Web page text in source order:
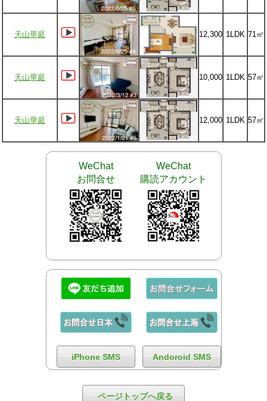
天山華庭 12,300 1LDK 71㎡
天山華庭 10,000 1LDK 57㎡
天山華庭 12,000 1LDK 57㎡
WeChat
お問合せ
WeChat
購読アカウント
iPhone SMS Andoroid SMS
ページトップへ戻る